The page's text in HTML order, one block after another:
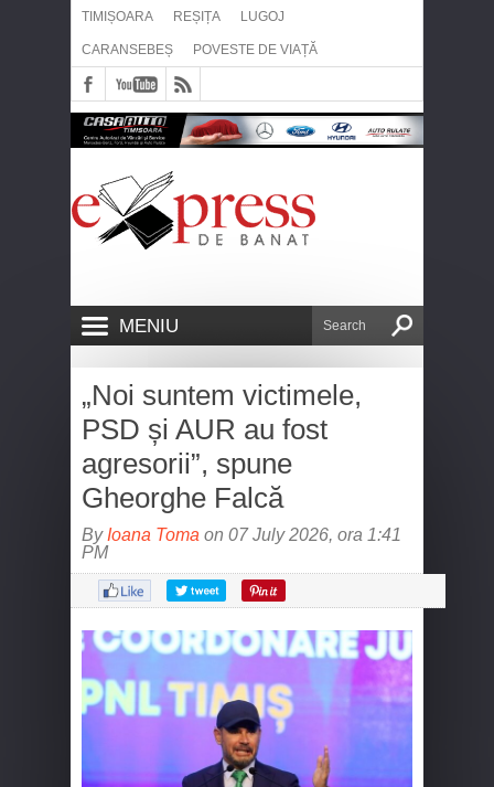
TIMIȘOARA REȘIȚA LUGOJ
CARANSEBEȘ POVESTE DE VIAȚĂ
MENIU
„Noi suntem victimele,
PSD și AUR au fost
agresorii”, spune
Gheorghe Falcă
By Ioana Toma on 07 July 2026, ora 1:41
PM